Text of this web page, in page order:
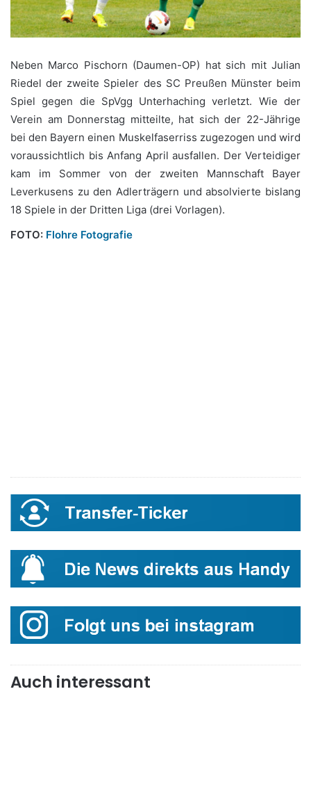
Neben Marco Pischorn (Daumen-OP) hat sich mit Julian
Riedel der zweite Spieler des SC Preußen Münster beim
Spiel gegen die SpVgg Unterhaching verletzt. Wie der
Verein am Donnerstag mitteilte, hat sich der 22-Jährige
bei den Bayern einen Muskelfaserriss zugezogen und wird
voraussichtlich bis Anfang April ausfallen. Der Verteidiger
kam im Sommer von der zweiten Mannschaft Bayer
Leverkusens zu den Adlerträgern und absolvierte bislang
18 Spiele in der Dritten Liga (drei Vorlagen).
FOTO: Flohre Fotografie
Auch interessant